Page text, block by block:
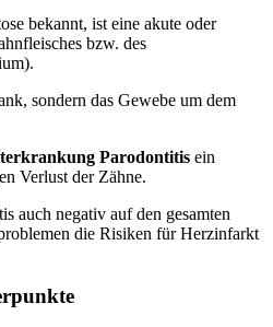
bekannt, ist eine akute oder
bzw. des
sondern das Gewebe um dem
Parodontitis ein
Verlust der Zähne.
auch negativ auf den gesamten
die Risiken für Herzinfarkt